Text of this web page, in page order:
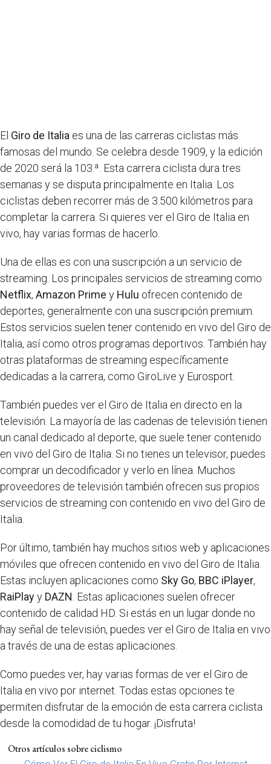
El Giro de Italia es una de las carreras ciclistas más
famosas del mundo. Se celebra desde 1909, y la edición
de 2020 será la 103.ª. Esta carrera ciclista dura tres
semanas y se disputa principalmente en Italia. Los
ciclistas deben recorrer más de 3.500 kilómetros para
completar la carrera. Si quieres ver el Giro de Italia en
vivo, hay varias formas de hacerlo.
Una de ellas es con una suscripción a un servicio de
streaming. Los principales servicios de streaming como
Netflix, Amazon Prime y Hulu ofrecen contenido de
deportes, generalmente con una suscripción premium.
Estos servicios suelen tener contenido en vivo del Giro de
Italia, así como otros programas deportivos. También hay
otras plataformas de streaming específicamente
dedicadas a la carrera, como GiroLive y Eurosport.
También puedes ver el Giro de Italia en directo en la
televisión. La mayoría de las cadenas de televisión tienen
un canal dedicado al deporte, que suele tener contenido
en vivo del Giro de Italia. Si no tienes un televisor, puedes
comprar un decodificador y verlo en línea. Muchos
proveedores de televisión también ofrecen sus propios
servicios de streaming con contenido en vivo del Giro de
Italia.
Por último, también hay muchos sitios web y aplicaciones
móviles que ofrecen contenido en vivo del Giro de Italia.
Estas incluyen aplicaciones como Sky Go, BBC iPlayer,
RaiPlayy DAZN. Estas aplicaciones suelen ofrecer
contenido de calidad HD. Si estás en un lugar donde no
hay señal de televisión, puedes ver el Giro de Italia en vivo
a través de una de estas aplicaciones.
Como puedes ver, hay varias formas de ver el Giro de
Italia en vivo por internet. Todas estas opciones te
permiten disfrutar de la emoción de esta carrera ciclista
desde la comodidad de tu hogar. ¡Disfruta!
Otros artículos sobre ciclismo